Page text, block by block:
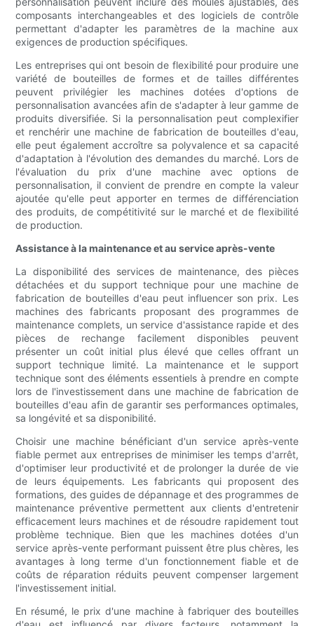
composants interchangeables et des logiciels de contrôle
permettant d'adapter les paramètres de la machine aux
exigences de production spécifiques.
Les entreprises qui ont besoin de flexibilité pour produire une
variété de bouteilles de formes et de tailles différentes
peuvent privilégier les machines dotées d'options de
personnalisation avancées afin de s'adapter à leur gamme de
produits diversifiée. Si la personnalisation peut complexifier
et renchérir une machine de fabrication de bouteilles d'eau,
elle peut également accroître sa polyvalence et sa capacité
d'adaptation à l'évolution des demandes du marché. Lors de
l'évaluation du prix d'une machine avec options de
personnalisation, il convient de prendre en compte la valeur
ajoutée qu'elle peut apporter en termes de différenciation
des produits, de compétitivité sur le marché et de flexibilité
de production.
Assistance à la maintenance et au service après-vente
La disponibilité des services de maintenance, des pièces
détachées et du support technique pour une machine de
fabrication de bouteilles d'eau peut influencer son prix. Les
machines des fabricants proposant des programmes de
maintenance complets, un service d'assistance rapide et des
pièces de rechange facilement disponibles peuvent
présenter un coût initial plus élevé que celles offrant un
support technique limité. La maintenance et le support
technique sont des éléments essentiels à prendre en compte
lors de l'investissement dans une machine de fabrication de
bouteilles d'eau afin de garantir ses performances optimales,
sa longévité et sa disponibilité.
Choisir une machine bénéficiant d'un service après-vente
fiable permet aux entreprises de minimiser les temps d'arrêt,
d'optimiser leur productivité et de prolonger la durée de vie
de leurs équipements. Les fabricants qui proposent des
formations, des guides de dépannage et des programmes de
maintenance préventive permettent aux clients d'entretenir
efficacement leurs machines et de résoudre rapidement tout
problème technique. Bien que les machines dotées d'un
service après-vente performant puissent être plus chères, les
avantages à long terme d'un fonctionnement fiable et de
coûts de réparation réduits peuvent compenser largement
l'investissement initial.
En résumé, le prix d'une machine à fabriquer des bouteilles